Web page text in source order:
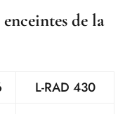
de la
L-RAD 430